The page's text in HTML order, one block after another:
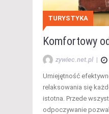
TURYSTYKA
Komfortowy
zywiec.net.pl |
Umiejętność
relaksowania się
istotna. Przede
odpoczywanie